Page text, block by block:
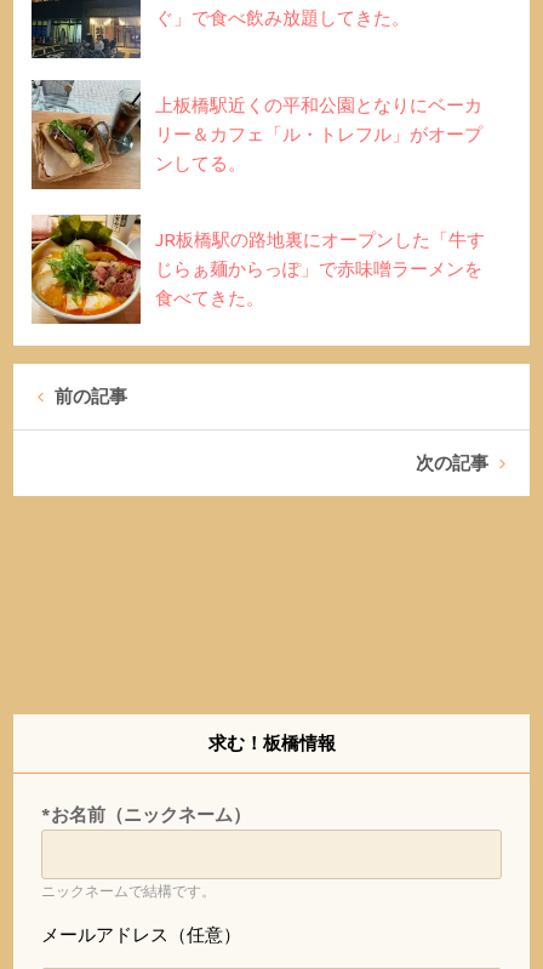
ぐ」で食べ飲み放題してきた。
上板橋駅近くの平和公園となりにベーカ
リー＆カフェ「ル・トレフル」がオープ
ンしてる。
JR板橋駅の路地裏にオープンした「牛す
じらぁ麺からっぽ」で赤味噌ラーメンを
食べてきた。
前の記事
次の記事
求む！板橋情報
*お名前（ニックネーム）
ニックネームで結構です。
メールアドレス（任意）